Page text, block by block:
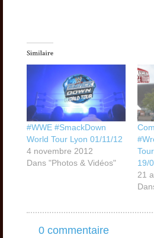
#WWE #SmackDown
World Tour Lyon 01/11/12
4 novembre 2012
Dans "Photos & Vidéos"
19/
21
0 commentaire